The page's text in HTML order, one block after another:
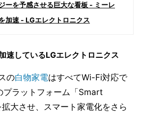
ーを予感させる巨大な看板 - ミーレ
加速 - LGエレクトロニクス
速しているLGエレクトロニクス
の白物家電はすべてWi-Fi対応で
プラットフォーム「Smart
大させ、スマート家電化をさら